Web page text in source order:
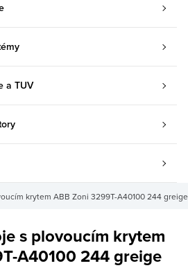
a TUV
krytem ABB Zoni 3299T-A40100 244 greige
s plovoucím krytem
A40100 244 greige